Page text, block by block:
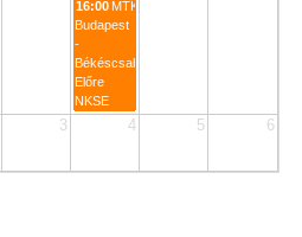
3 4 5 6
16:00MTK
Budapest
-
Békéscsabai
Előre
NKSE